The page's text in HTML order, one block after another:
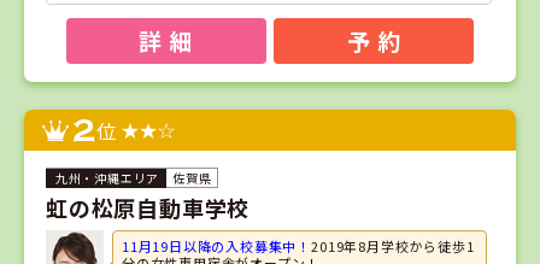
詳 細 予 約
2位
佐賀県
虹の松原自動車学校
11月19日以降の入校募集中！2019年8月学校から徒歩1